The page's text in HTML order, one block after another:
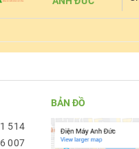
514
007
BẢN ĐỒ